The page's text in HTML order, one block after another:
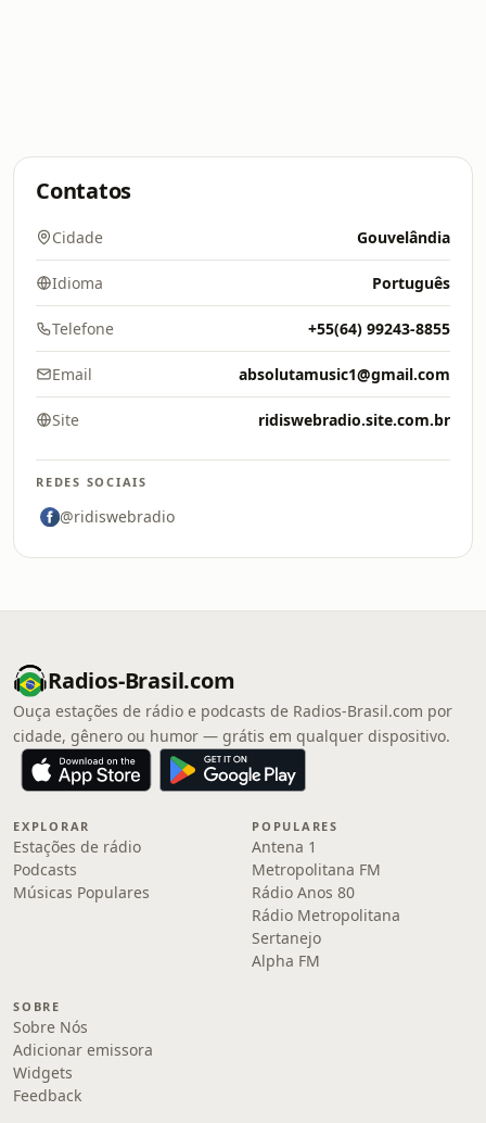
Contatos
Cidade Gouvelândia
Idioma Português
Telefone +55(64) 99243-8855
Email absolutamusic1@gmail.com
Site ridiswebradio.site.com.br
REDES SOCIAIS
@ridiswebradio
Radios-Brasil.com
Ouça estações de rádio e podcasts de Radios-Brasil.com por
cidade, gênero ou humor — grátis em qualquer dispositivo.
EXPLORAR
Estações de rádio
Podcasts
Músicas Populares
POPULARES
Antena 1
Metropolitana FM
Rádio Anos 80
Rádio Metropolitana
Sertanejo
Alpha FM
SOBRE
Sobre Nós
Adicionar emissora
Widgets
Feedback